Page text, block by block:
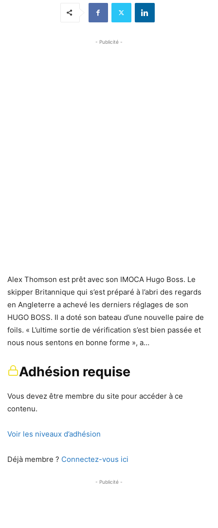
- Publicité -
Alex Thomson est prêt avec son IMOCA Hugo Boss. Le
skipper Britannique qui s’est préparé à l’abri des regards
en Angleterre a achevé les derniers réglages de son
HUGO BOSS. Il a doté son bateau d’une nouvelle paire de
foils. « L’ultime sortie de vérification s’est bien passée et
nous nous sentons en bonne forme », a…
Adhésion requise
Vous devez être membre du site pour accéder à ce
contenu.
Voir les niveaux d’adhésion
Déjà membre ? Connectez-vous ici
- Publicité -